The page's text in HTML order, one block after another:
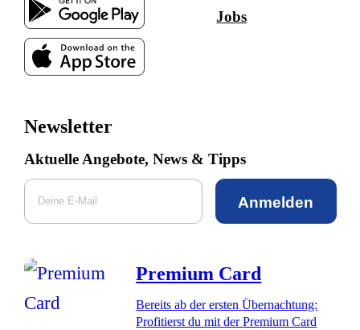
Jobs
Newsletter
Aktuelle Angebote, News & Tipps
Anmelden
Premium Card
Bereits ab der ersten Übernachtung:
Profitierst du mit der Premium Card